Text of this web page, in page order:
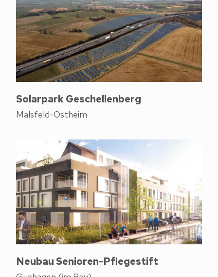
Solarpark Geschellenberg
Malsfeld-Ostheim
Neubau Senioren-Pflegestift